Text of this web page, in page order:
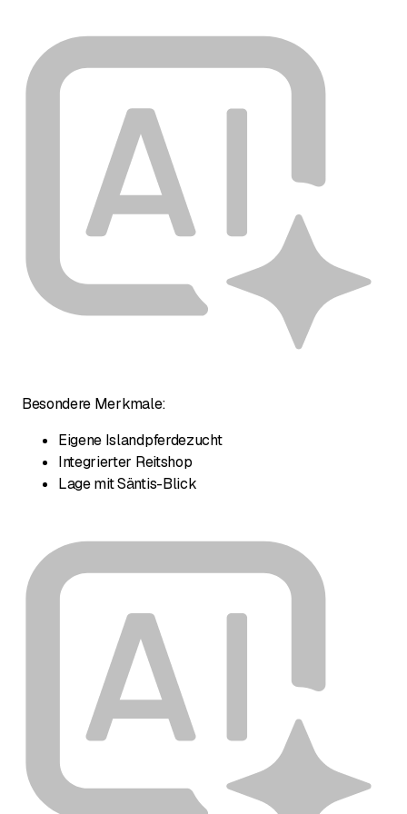
Besondere Merkmale:
Eigene Islandpferdezucht
Integrierter Reitshop
Lage mit Säntis-Blick